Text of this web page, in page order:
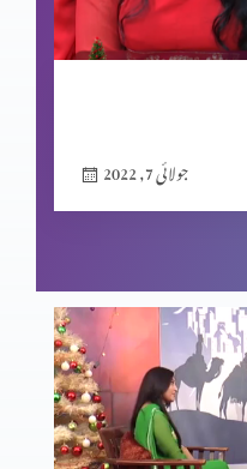
جولائی 7, 2022